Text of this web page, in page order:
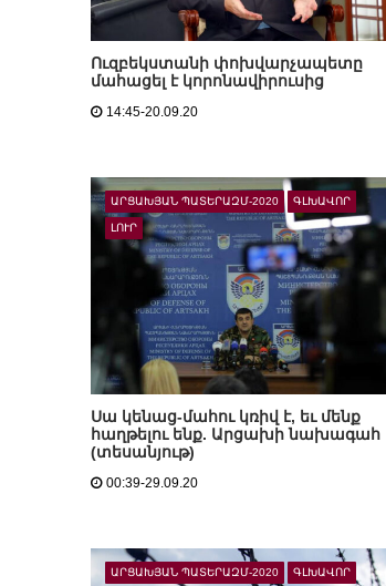
Ուզբեկստանի փոխվարչապետը
մահացել է կորոնավիրուսից
14:45-20.09.20
ԱՐՑԱԽՅԱՆ ՊԱՏԵՐԱԶՄ-2020 ԳԼԽԱՎՈՐ
ԼՈՒՐ
Սա կենաց-մահու կռիվ է, եւ մենք
հաղթելու ենք. Արցախի նախագահ
(տեսանյութ)
00:39-29.09.20
ԱՐՑԱԽՅԱՆ ՊԱՏԵՐԱԶՄ-2020 ԳԼԽԱՎՈՐ